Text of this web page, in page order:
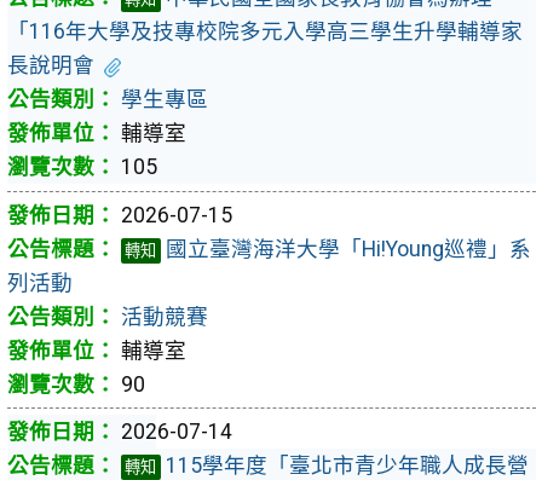
「116年大學及技專校院多元入學高三學生升學輔導家
長說明會
學生專區
輔導室
105
2026-07-15
轉知
國立臺灣海洋大學「Hi!Young巡禮」系
列活動
活動競賽
輔導室
90
2026-07-14
轉知
115學年度「臺北市青少年職人成長營